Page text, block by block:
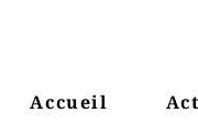
Accueil